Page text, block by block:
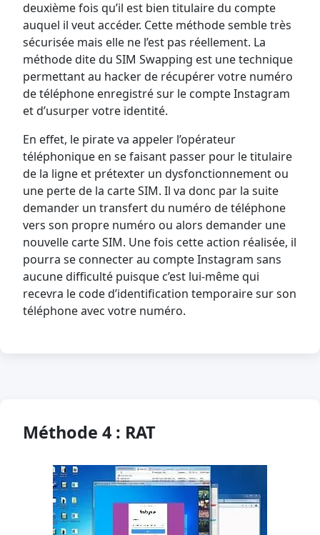
deuxième fois qu’il est bien titulaire du compte
auquel il veut accéder. Cette méthode semble très
sécurisée mais elle ne l’est pas réellement. La
méthode dite du SIM Swapping est une technique
permettant au hacker de récupérer votre numéro
de téléphone enregistré sur le compte Instagram
et d’usurper votre identité.
En effet, le pirate va appeler l’opérateur
téléphonique en se faisant passer pour le titulaire
de la ligne et prétexter un dysfonctionnement ou
une perte de la carte SIM. Il va donc par la suite
demander un transfert du numéro de téléphone
vers son propre numéro ou alors demander une
nouvelle carte SIM. Une fois cette action réalisée, il
pourra se connecter au compte Instagram sans
aucune difficulté puisque c’est lui-même qui
recevra le code d’identification temporaire sur son
téléphone avec votre numéro.
Méthode 4 : RAT